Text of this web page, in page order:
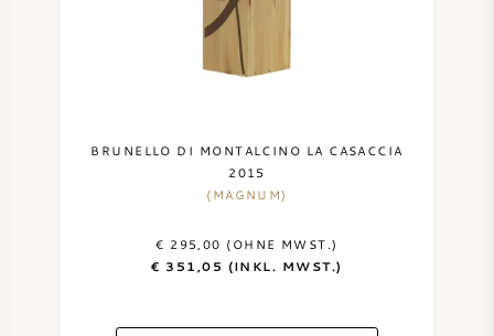
BRUNELLO DI MONTALCINO LA CASACCIA
2015
(MAGNUM)
€ 295,00 (OHNE MWST.)
€ 351,05 (INKL. MWST.)